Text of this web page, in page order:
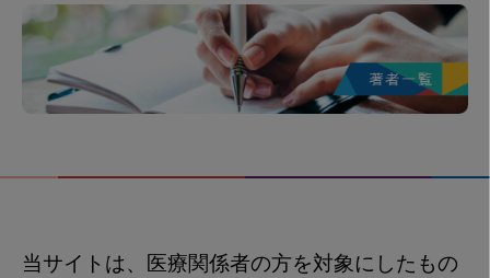
当サイトは、医療関係者の方を対象にしたもの